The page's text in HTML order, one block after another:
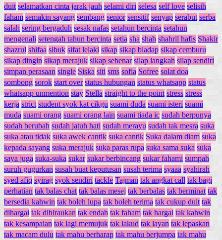
duit selamatkan cinta jarak jauh selami diri selesa self love selisih
faham semakin sayang sembang senior sensitif senyap serabut serba
salah sering bergaduh sesak nafas setahun bercinta setahun
mengenali setengah tahun bercinta setia sha shah shahril hafis Shakir
shazrul shifaa sibuk sifat lelaki sikap sikap biadap sikap cemburu
sikap dingin sikap merajuk sikap sebenar silap langkah silap sendiri
simpan perasaan single Siska siti sms sofia Sofree solat doa
sombong sorok start over status hubungan status whatsapp status
whatsapp unmention stay Stella straight to the point stress stress
kerja strict student syok kat cikgu suami duda suami isteri suami
muda suami orang suami orang lain suami tiada ic sudah berpunya
sudah berubah sudah jatuh hati sudah merayu sudah tak mesra suka
suka atau tidak suka awek cantik suka cantik Suka dalam diam suka
kepada sayang suka merajuk suka paras rupa suka sama suka suka
saya juga suka-suka sukar sukar berbincang sukar fahami sumpah
suruh gugurkan susah buat keputusan susah terima syaaa syahirah
syed afiq syirag syok sendiri tackle Tajman tak angkat call tak bagi
perhatian tak balas chat tak balas mesej tak berbalas tak berminat tak
bersedia kahwin tak boleh lupa tak boleh terima tak cukup duit tak
dihargai tak dihiraukan tak endah tak faham tak hargai tak kahwin
tak kesampaian tak lagi memujuk tak lakud tak layan tak lepaskan
tak macam dulu tak mahu berharap tak mahu berjumpa tak mahu